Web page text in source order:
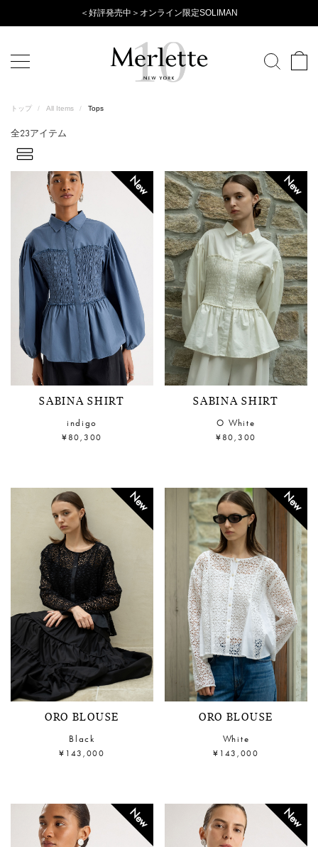
＜好評発売中＞オンライン限定SOLIMAN
Wear
Collection
トップ / All Items / Tops
全23アイテム
New
SABINA SHIRT
indigo
¥80,300
New
SABINA SHIRT
O White
¥80,300
New
ORO BLOUSE
Black
¥143,000
New
ORO BLOUSE
White
¥143,000
New New